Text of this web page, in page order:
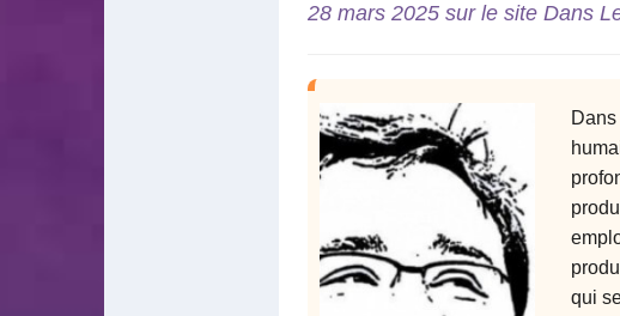
28 mars 2025 sur le site Dans
qui